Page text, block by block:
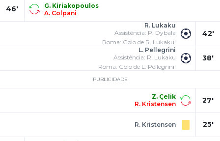
46'
G. Kiriakopoulos
A. Colpani
42'
R. Lukaku
Assistência: P. Dybala
Roma: Golo de R. Lukaku!
38'
L. Pellegrini
Assistência: R. Lukaku
Roma: Golo de L. Pellegrini!
PUBLICIDADE
27'
Z. Çelik
R. Kristensen
25'
R. Kristensen